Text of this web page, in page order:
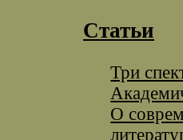
Статьи
Три
О